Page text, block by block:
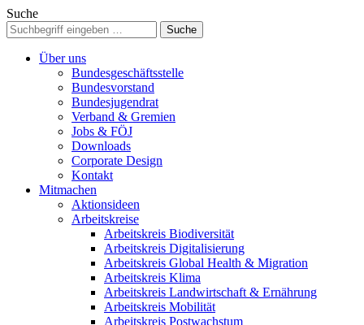
Suche
Über uns
Bundesgeschäftsstelle
Bundesvorstand
Bundesjugendrat
Verband & Gremien
Jobs & FÖJ
Downloads
Corporate Design
Kontakt
Mitmachen
Aktionsideen
Arbeitskreise
Arbeitskreis Biodiversität
Arbeitskreis Digitalisierung
Arbeitskreis Global Health & Migration
Arbeitskreis Klima
Arbeitskreis Landwirtschaft & Ernährung
Arbeitskreis Mobilität
Arbeitskreis Postwachstum